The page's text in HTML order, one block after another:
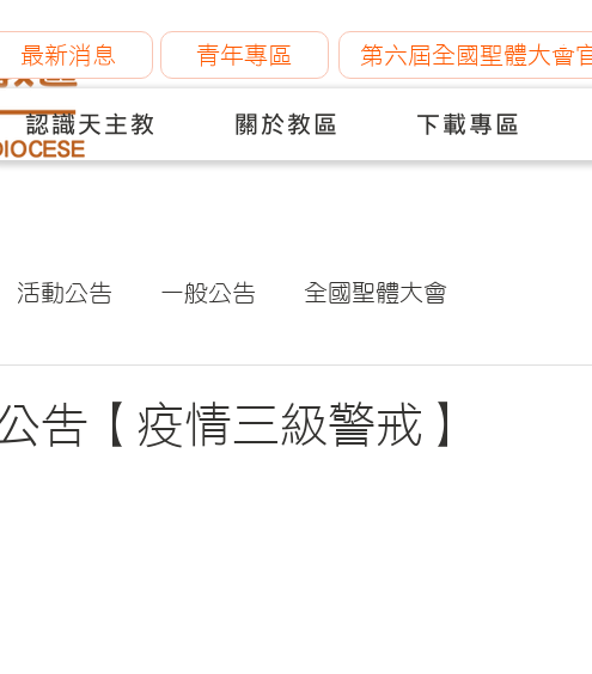
最新消息 青年專區 第六屆全國聖體大會
認識天主教 關於教區 下載專區
活動公告 一般公告 全國聖體大會
告【疫情三級警戒】